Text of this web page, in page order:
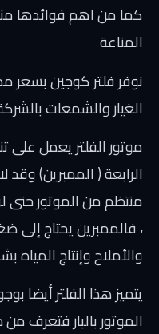
كما من اهم فوائدها
المناعة
نوفر فلتر كوجين بسعر
الغيار والشمعات
موتور الفلتر يعمل على
الرابعة ( الممبرين)
منتظم من الموتور حتى
، فالممبرين يحتاج إلى
والأملاح وإنتاج
يتميز هذا الفلتر أيضا
الموتور بالبار فتعرف